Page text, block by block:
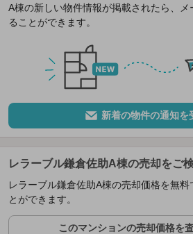
A棟の新しい物件情報が掲載されたら、メ
ることができます。
新着の物件の通知を
レラーブル鎌倉佐助A棟の売却をご
レラーブル鎌倉佐助A棟の売却価格を無料
とができます。
このマンションの売却価格を査